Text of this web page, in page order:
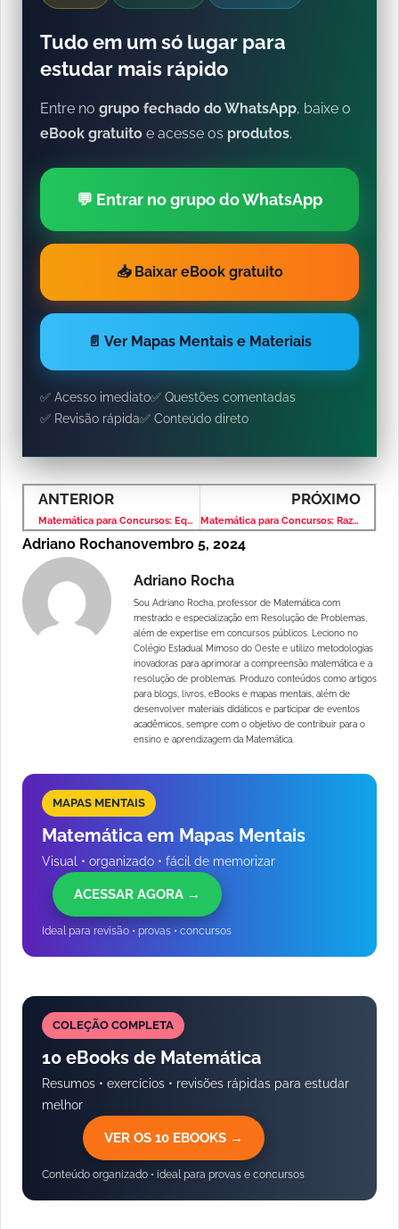
Tudo em um só lugar para
estudar mais rápido
Entre no grupo fechado do WhatsApp, baixe o
eBook gratuito e acesse os produtos.
💬 Entrar no grupo do WhatsApp
📥 Baixar eBook gratuito
📄 Ver Mapas Mentais e Materiais
✅ Acesso imediato✅ Questões comentadas
✅ Revisão rápida✅ Conteúdo direto
ANTERIOR
Matemática para Concursos: Equação do 1º Grau – Banca IBFC – Nível Médio
PRÓXIMO
Matemática para Concursos: Razão e Proporção – Banca IBFC – Nível Médio
Adriano Rochanovembro 5, 2024
Adriano Rocha
Sou Adriano Rocha, professor de Matemática com
mestrado e especialização em Resolução de Problemas,
além de expertise em concursos públicos. Leciono no
Colégio Estadual Mimoso do Oeste e utilizo metodologias
inovadoras para aprimorar a compreensão matemática e a
resolução de problemas. Produzo conteúdos como artigos
para blogs, livros, eBooks e mapas mentais, além de
desenvolver materiais didáticos e participar de eventos
acadêmicos, sempre com o objetivo de contribuir para o
ensino e aprendizagem da Matemática.
MAPAS MENTAIS
Matemática em Mapas Mentais
Visual • organizado • fácil de memorizar
ACESSAR AGORA →
Ideal para revisão • provas • concursos
COLEÇÃO COMPLETA
10 eBooks de Matemática
Resumos • exercícios • revisões rápidas para estudar
melhor
VER OS 10 EBOOKS →
Conteúdo organizado • ideal para provas e concursos